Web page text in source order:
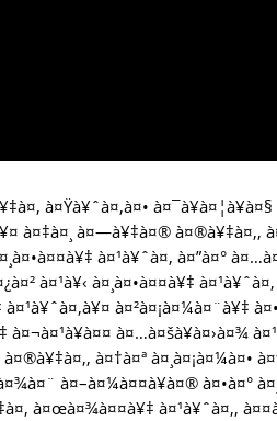
à¤Ÿà¥ˆà¤‚à¤•
à¤‡à¤¸ à¤—à¥‡à¤®
à¤¹à¥ˆà¤‚ à¤”à¤°
à¤¹à¥‹ à¤¸à¤•à¤¤à¥‡
à¤²à¤¡à¤¼à¤¨à¥‡
à¤¬à¤¹à¥à¤¤ à¤…à¤šà¥à¤›à¤¾
à¤†à¤ª à¤¸à¤¡à¤¼à¤•
à¤–à¤¼à¤¤à¥à¤® à¤•à¤°
à¤œà¤¾à¤¤à¥‡ à¤¹à¥ˆà¤‚,